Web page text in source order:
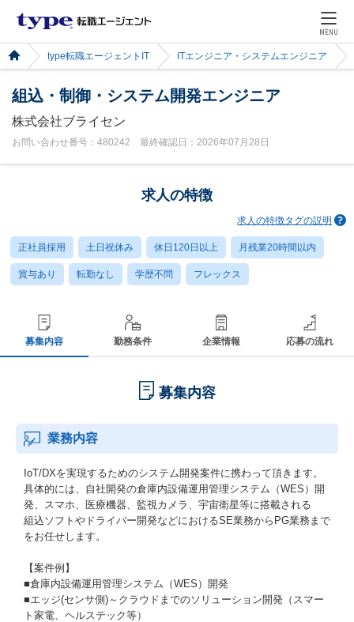
MENU
type転職エージェントIT ITエンジニア・システムエンジニア
組込・制御・システム開発エンジニア
株式会社ブライセン
お問い合わせ番号：480242 最終確認日：2026年07月28日
求人の特徴
求人の特徴タグの説明
正社員採用 土日祝休み 休日120日以上 月残業20時間以内
賞与あり 転勤なし 学歴不問 フレックス
募集内容 勤務条件 企業情報 応募の流れ
募集内容
業務内容
IoT/DXを実現するためのシステム開発案件に携わって頂きます。
具体的には、自社開発の倉庫内設備運用管理システム（WES）開
発、スマホ、医療機器、監視カメラ、宇宙衛星等に搭載される
組込ソフトやドライバー開発などにおけるSE業務からPG業務まで
をお任せします。
【案件例】
■倉庫内設備運用管理システム（WES）開発
■エッジ(センサ側)～クラウドまでのソリューション開発（スマー
ト家電、ヘルステック等）